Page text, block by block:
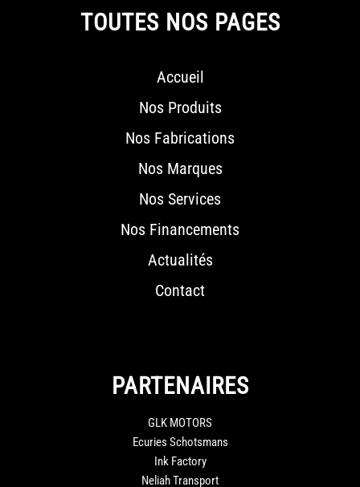
TOUTES NOS PAGES
Accueil
Nos Produits
Nos Fabrications
Nos Marques
Nos Services
Nos Financements
Actualités
Contact
PARTENAIRES
GLK MOTORS
Ecuries Schotsmans
Ink Factory
Neliah Transport